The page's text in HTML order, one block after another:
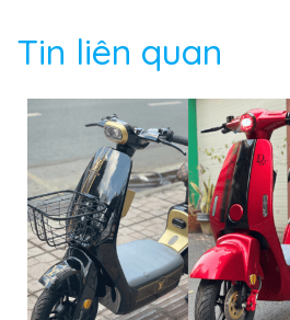
Tin liên quan